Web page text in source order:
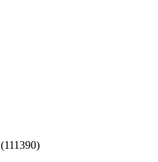
(111390)